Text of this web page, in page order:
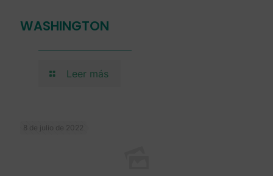
WASHINGTON
Leer más
8 de julio de 2022